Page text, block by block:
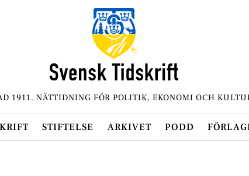
1911. NÄTTIDNING FÖR POLITIK, EKONOMI OCH
STIFTELSE ARKIVET PODD